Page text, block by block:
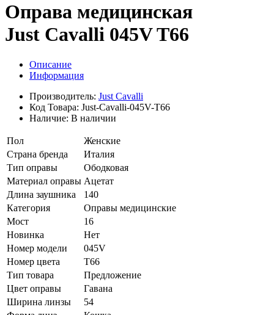
Оправа медицинская
Just Cavalli 045V T66
Описание
Информация
Производитель: Just Cavalli
Код Товара: Just-Cavalli-045V-T66
Наличие: В наличии
Пол
Женские
Страна бренда
Италия
Тип оправы
Ободковая
Материал оправы Ацетат
Длина заушника
140
Категория
Оправы медицинские
Мост
16
Новинка
Нет
Номер модели
045V
Номер цвета
T66
Тип товара
Предложение
Цвет оправы
Гавана
Ширина линзы
54